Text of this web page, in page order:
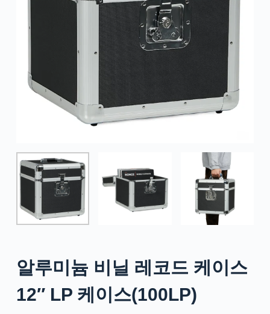
알루미늄 비닐 레코드 케이스
12″ LP 케이스(100LP)